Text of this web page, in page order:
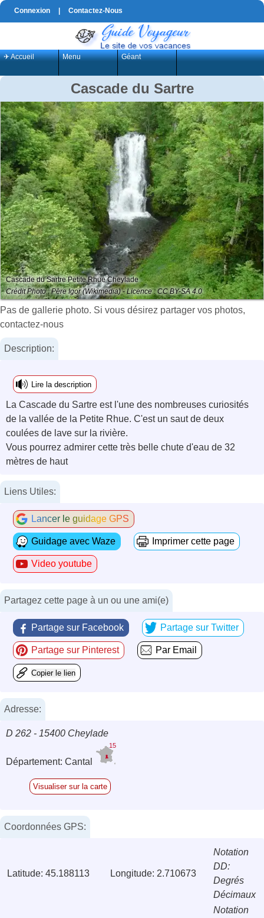
Connexion Contactez-Nous
✈ Accueil Menu Géant
Cascade du Sartre
Cascade du Sartre Petite Rhue Cheylade
Crédit Photo : Père Igor (Wikimedia) - Licence : CC BY-SA 4.0
Pas de gallerie photo. Si vous désirez partager vos photos,
contactez-nous
Description:
Lire la description
La Cascade du Sartre est l'une des nombreuses curiosités
de la vallée de la Petite Rhue. C'est un saut de deux
coulées de lave sur la rivière.
Vous pourrez admirer cette très belle chute d'eau de 32
mètres de haut
Liens Utiles:
Lancer le guidage GPS
Guidage avec Waze Imprimer cette page
Video youtube
Partagez cette page à un ou une ami(e)
Partage sur Facebook Partage sur Twitter
Partage sur Pinterest Par Email
Copier le lien
Adresse:
D 262 - 15400 Cheylade
Département: Cantal
15
Visualiser sur la carte
Coordonnées GPS:
Latitude: 45.188113 Longitude: 2.710673
Notation
DD:
Degrés
Décimaux
Notation